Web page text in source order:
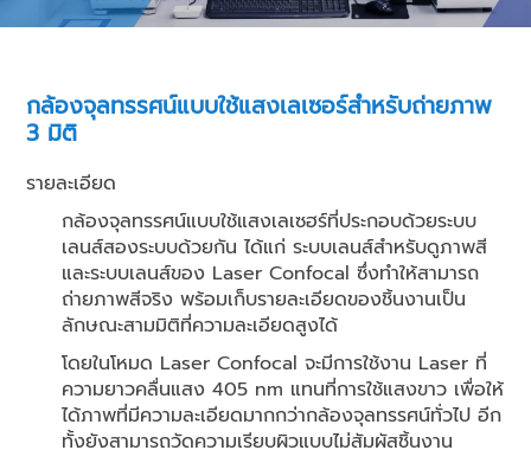
กล้องจุลทรรศน์แบบใช้แสงเลเซอร์สำหรับถ่ายภาพ
3 มิติ
รายละเอียด
กล้องจุลทรรศน์แบบใช้แสงเลเซฮร์ที่ประกอบด้วยระบบ
เลนส์สองระบบด้วยกัน ได้แก่ ระบบเลนส์สำหรับดูภาพสี
และระบบเลนส์ของ Laser Confocal ซึ่งทำให้สามารถ
ถ่ายภาพสีจริง พร้อมเก็บรายละเอียดของชิ้นงานเป็น
ลักษณะสามมิติที่ความละเอียดสูงได้
โดยในโหมด Laser Confocal จะมีการใช้งาน Laser ที่
ความยาวคลื่นแสง 405 nm แทนที่การใช้แสงขาว เพื่อให้
ได้ภาพที่มีความละเอียดมากกว่ากล้องจุลทรรศน์ทั่วไป อีก
ทั้งยังสามารถวัดความเรียบผิวแบบไม่สัมผัสชิ้นงาน